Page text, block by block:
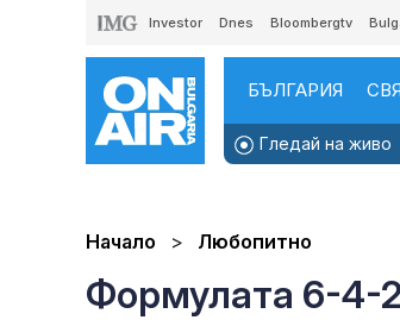
Investor Dnes Bloombergtv
БЪЛГАРИЯ
Гледай на живо
Начало Любопитно
Формулата 6-4-